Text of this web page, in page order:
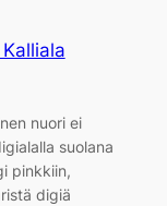
Kalliala
nuori ei
suolana
pinkkiin,
digiä